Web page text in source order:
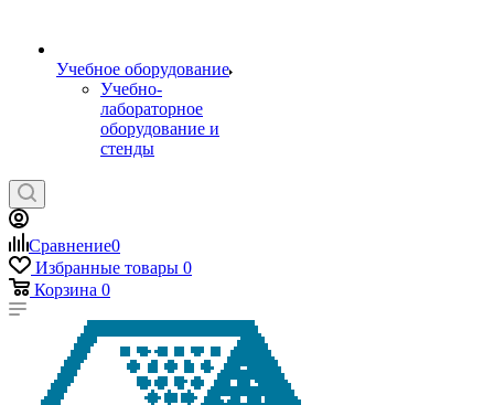
Учебное оборудование
Учебно-
лабораторное
оборудование и
стенды
Сравнение0
Избранные товары 0
Корзина 0